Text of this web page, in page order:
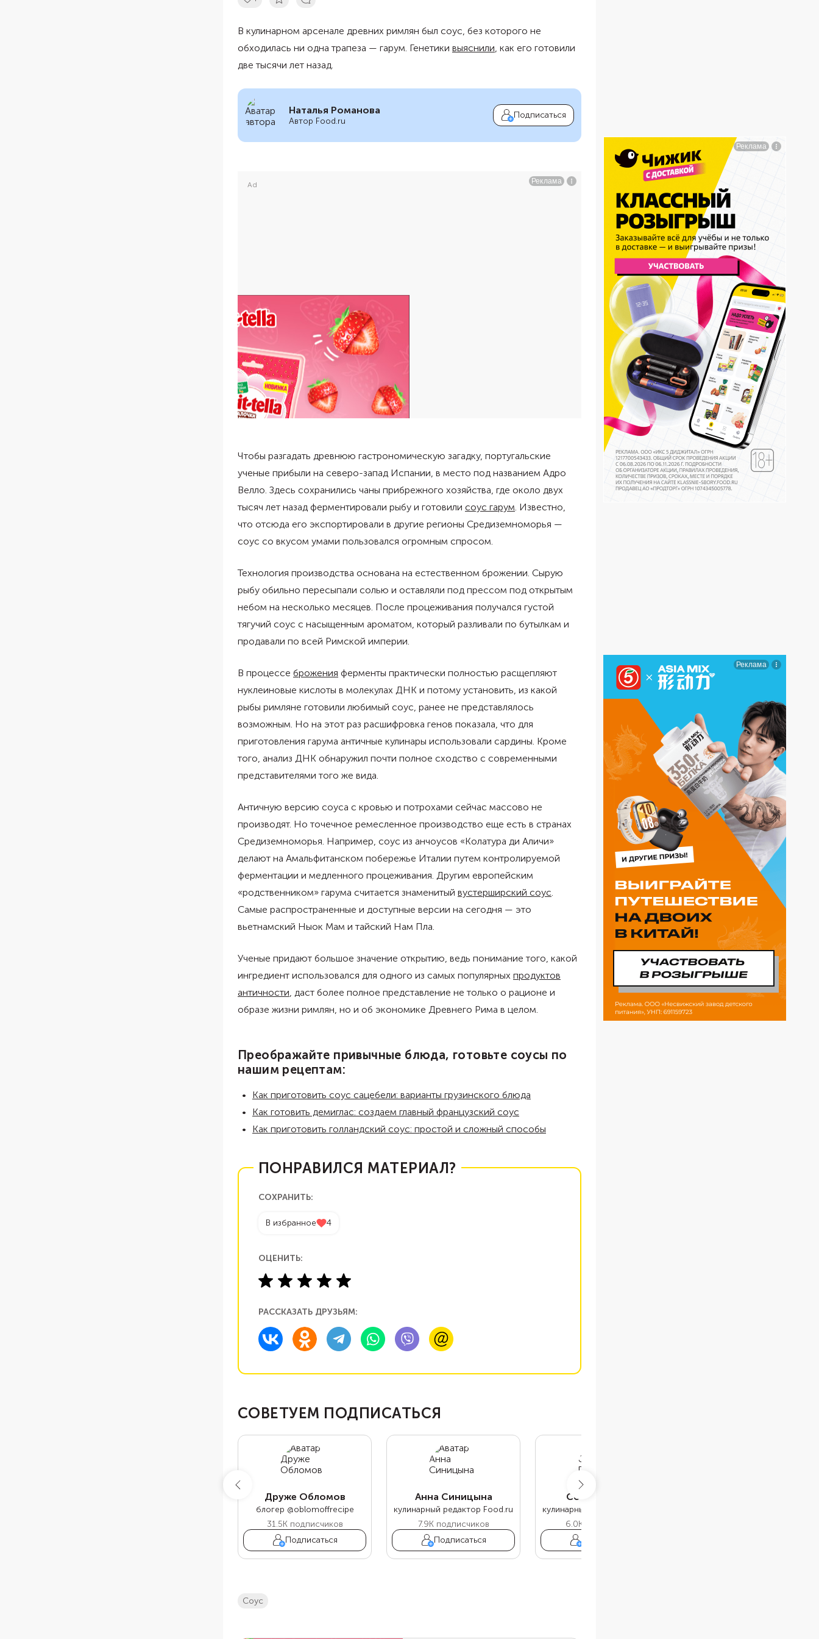
В кулинарном арсенале древних римлян был соус, без которого не
обходилась ни одна трапеза — гарум. Генетики выяснили, как его готовили
две тысячи лет назад.
Наталья Романова
Автор Food.ru
Подписаться
Ad
Чтобы разгадать древнюю гастрономическую загадку, португальские
ученые прибыли на северо-запад Испании, в место под названием Адро
Велло. Здесь сохранились чаны прибрежного хозяйства, где около двух
тысяч лет назад ферментировали рыбу и готовили соус гарум. Известно,
что отсюда его экспортировали в другие регионы Средиземноморья —
соус со вкусом умами пользовался огромным спросом.
Технология производства основана на естественном брожении. Сырую
рыбу обильно пересыпали солью и оставляли под прессом под открытым
небом на несколько месяцев. После процеживания получался густой
тягучий соус с насыщенным ароматом, который разливали по бутылкам и
продавали по всей Римской империи.
В процессе брожения ферменты практически полностью расщепляют
нуклеиновые кислоты в молекулах ДНК и потому установить, из какой
рыбы римляне готовили любимый соус, ранее не представлялось
возможным. Но на этот раз расшифровка генов показала, что для
приготовления гарума античные кулинары использовали сардины. Кроме
того, анализ ДНК обнаружил почти полное сходство с современными
представителями того же вида.
Античную версию соуса с кровью и потрохами сейчас массово не
производят. Но точечное ремесленное производство еще есть в странах
Средиземноморья. Например, соус из анчоусов «Колатура ди Аличи»
делают на Амальфитанском побережье Италии путем контролируемой
ферментации и медленного процеживания. Другим европейским
«родственником» гарума считается знаменитый вустерширский соус.
Самые распространенные и доступные версии на сегодня — это
вьетнамский Ныок Мам и тайский Нам Пла.
Ученые придают большое значение открытию, ведь понимание того, какой
ингредиент использовался для одного из самых популярных продуктов
античности, даст более полное представление не только о рационе и
образе жизни римлян, но и об экономике Древнего Рима в целом.
Преображайте привычные блюда, готовьте соусы по
нашим рецептам:
Как приготовить соус сацебели: варианты грузинского блюда
Как готовить демиглас: создаем главный французский соус
Как приготовить голландский соус: простой и сложный способы
ПОНРАВИЛСЯ МАТЕРИАЛ?
СОХРАНИТЬ:
В избранное 4
ОЦЕНИТЬ:
РАССКАЗАТЬ ДРУЗЬЯМ:
СОВЕТУЕМ ПОДПИСАТЬСЯ
Друже Обломов
блогер @oblomoffrecipe
31.5Kподписчиков
Подписаться
Анна Синицына
кулинарный редактор Food.ru
7.9Kподписчиков
Подписаться
Софья Глухова
кулинарный редактор Food.ru
6.0K
соус